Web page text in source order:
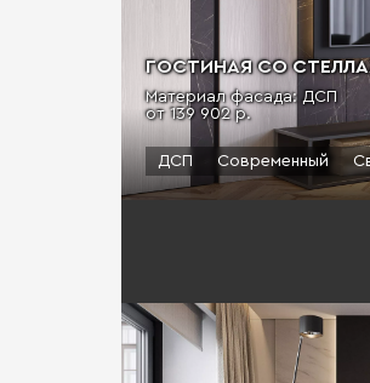
ГОСТИНАЯ СО
Материал фасада: ДСП
от 139 902 р.
ДСП Современный